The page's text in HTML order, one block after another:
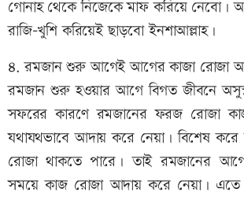
গোনাহ থেকে নিজেকে মাফ করিয়ে নেবো।
রাজি-খুশি করিয়েই ছাড়বো ইনশাআল্লাহ।
৪. রমজান শুরু আগেই আগের কাজা রোজা
রমজান শুরু হওয়ার আগে বিগত জীবনে
সফরের কারণে রমজানের ফরজ রোজা
যথাযথভাবে আদায় করে নেয়া। বিশেষ
রোজা থাকতে পারে। তাই রমজানের
সময়ে কাজ রোজা আদায় করে নেয়া।